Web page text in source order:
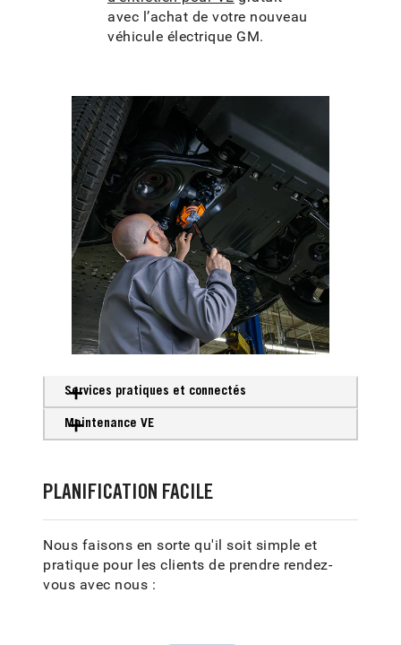
avec l’achat de votre nouveau
véhicule électrique GM.
Services pratiques et connectés
Maintenance VE
PLANIFICATION FACILE
Nous faisons en sorte qu'il soit simple et
pratique pour les clients de prendre rendez-
vous avec nous :